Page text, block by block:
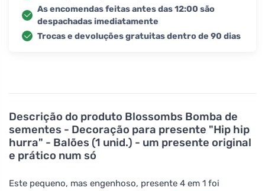
Descrição do produto Blossombs Bomba de
sementes - Decoração para presente "Hip hip
hurra" - Balões (1 unid.) - um presente original
e prático num só
Este pequeno, mas engenhoso, presente 4 em 1 foi
As encomendas feitas antes das 12:00 são
despachadas imediatamente
Trocas e devoluções gratuitas dentro de 90 dias